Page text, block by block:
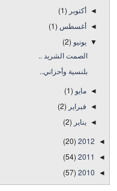
◄ أكتوبر (1)
◄ أغسطس (1)
▼يونيو (2)
الصمت الشريد ..
بلنسية وأحزاني..
◄مايو (1)
◄ فبراير (2)
◄يناير (2)
◄
2012
(20)
◄
2011
(54)
◄
2010
(57)